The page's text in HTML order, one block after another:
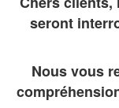
seront
Nous vous